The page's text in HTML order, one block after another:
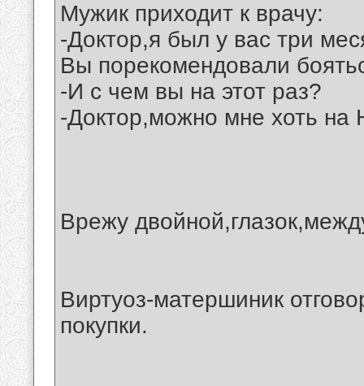
Мужик приходит к врачу:
-Доктор,я был у вас три
Вы порекомендовали
-И с чем вы на этот раз?
-Доктор,можно мне хоть на
Врежу
Виртуоз-матершиник
покупки.